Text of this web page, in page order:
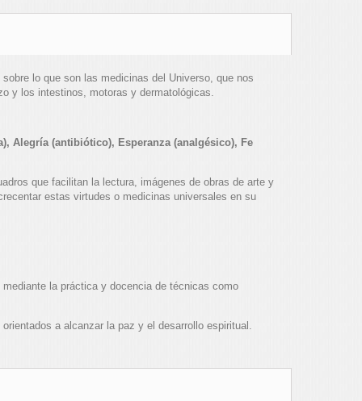
lo que son las medicinas del Universo, que nos
y los intestinos, motoras y dermatológicas.
Alegría (antibiótico), Esperanza (analgésico), Fe
que facilitan la lectura, imágenes de obras de arte y
estas virtudes o medicinas universales en su
la práctica y docencia de técnicas como
a alcanzar la paz y el desarrollo espiritual.